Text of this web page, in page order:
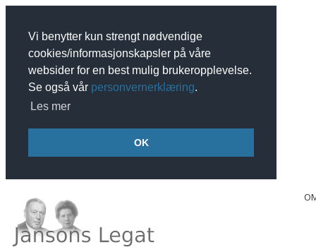
Vi benytter kun strengt nødvendige
cookies/informasjonskapsler på våre
websider for en best mulig brukeropplevelse.
Se også vår personvernerklæring.
Les mer
OK